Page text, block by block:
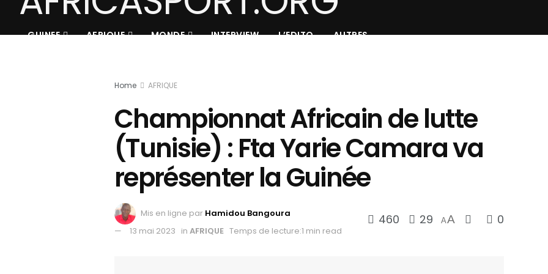
GUINEE AFRIQUE MONDE INTERVIEW L’EDITO AUTRES
Home AFRIQUE
Championnat Africain de lutte
(Tunisie) : Fta Yarie Camara va
représenter la Guinée
Mis en ligne par Hamidou Bangoura
13 mai 2023 in AFRIQUE Temps de lecture:1 min read
460 29 AA 0